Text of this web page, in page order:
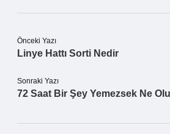
Önceki Yazı
Linye Hattı Sorti Nedir
Sonraki Yazı
72 Saat Bir Şey Yemezsek Ne